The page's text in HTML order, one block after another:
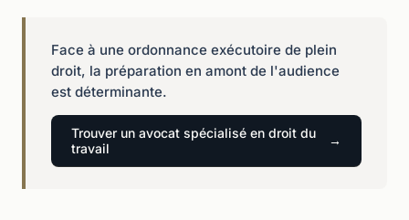
Face à une ordonnance exécutoire de plein
droit, la préparation en amont de l'audience
est déterminante.
Trouver un avocat spécialisé en droit du
travail